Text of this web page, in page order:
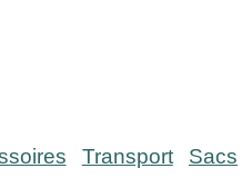
Transport
Sacs